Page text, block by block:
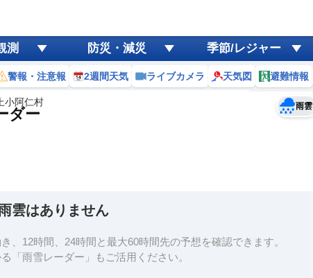
測 防災・減災 季節/レジャー
警報・注意報 2週間天気 ライブカメラ 天気図 避難情報
小阿仁村
ダー 雨雲
予報士コメント
黄砂
天気 台風
雲はありません
、12時間、24時間と最大60時間先の予想を確認できます。
「雨雪レーダー」もご活用ください。